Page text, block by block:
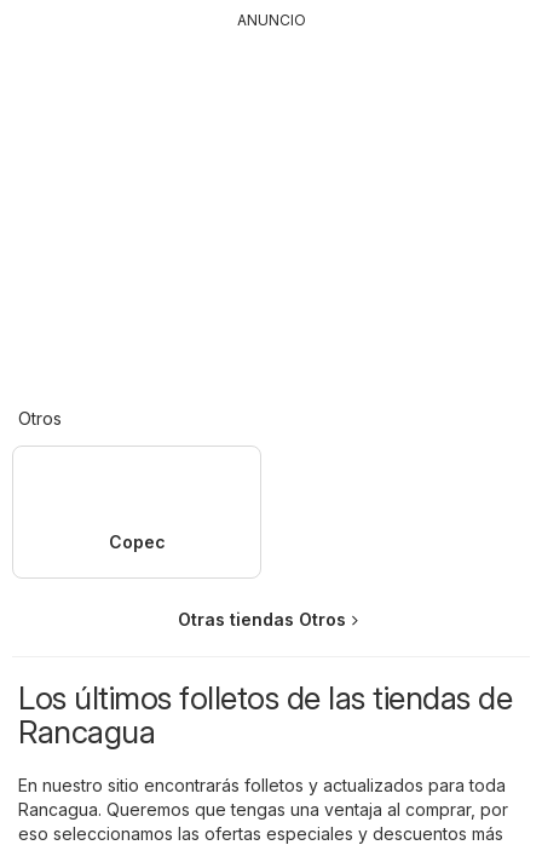
ANUNCIO
Otros
Copec
Otras tiendas Otros
Los últimos folletos de las tiendas de
Rancagua
En nuestro sitio encontrarás folletos y actualizados para toda
Rancagua. Queremos que tengas una ventaja al comprar, por
eso seleccionamos las ofertas especiales y descuentos más